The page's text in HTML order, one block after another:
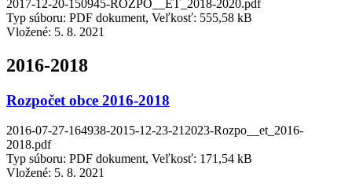
2017-12-20-150945-ROZPO__ET_2018-2020.pdf
Typ súboru: PDF dokument, Veľkosť: 555,58 kB
Vložené: 5. 8. 2021
2016-2018
Rozpočet obce 2016-2018
2016-07-27-164938-2015-12-23-212023-Rozpo__et_2016-
2018.pdf
Typ súboru: PDF dokument, Veľkosť: 171,54 kB
Vložené: 5. 8. 2021